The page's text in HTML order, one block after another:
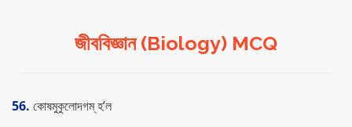
জীববিজ্ঞান (Biology) MCQ
56. কোষমুকুলোদগম্‌ হ’ল